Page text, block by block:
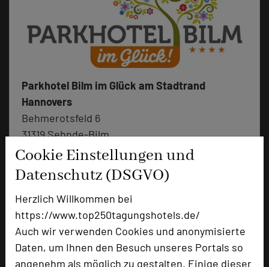
Cookie Einstellungen und
Datenschutz (DSGVO)
Herzlich Willkommen bei
https://www.top250tagungshotels.de/
Auch wir verwenden Cookies und anonymisierte
Daten, um Ihnen den Besuch unseres Portals so
angenehm als möglich zu gestalten. Einige dieser
Parkhotel Bilm im Glück am Stadtrand
Hannovers
Behmerotsfeld 6
31319 Sehnde-Bilm
+49 5138 609-0
mail Email
language Homepage
zur Tagungsanfrage hinzufügen add_circle